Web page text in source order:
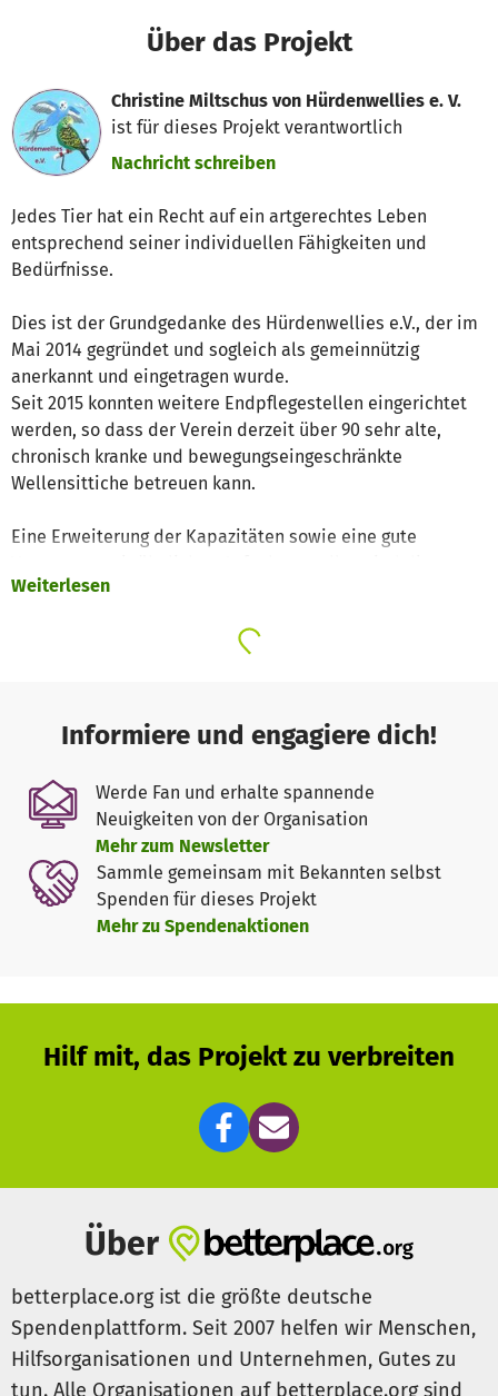
Über das Projekt
Christine Miltschus von Hürdenwellies e. V.
ist für dieses Projekt verantwortlich
Nachricht schreiben
Jedes Tier hat ein Recht auf ein artgerechtes Leben
entsprechend seiner individuellen Fähigkeiten und
Bedürfnisse.
Dies ist der Grundgedanke des Hürdenwellies e.V., der im
Mai 2014 gegründet und sogleich als gemeinnützig
anerkannt und eingetragen wurde.
Seit 2015 konnten weitere Endpflegestellen eingerichtet
werden, so dass der Verein derzeit über 90 sehr alte,
chronisch kranke und bewegungseingeschränkte
Wellensittiche betreuen kann.
Eine Erweiterung der Kapazitäten sowie eine gute
ständigen Ziele des Vereins.
streng auf die Maßgaben der Tierärztlichen Vereinigung
Weiterlesen
Informiere und engagiere dich!
Werde Fan und erhalte spannende
Neuigkeiten von der Organisation
Mehr zum Newsletter
Sammle gemeinsam mit Bekannten selbst
Spenden für dieses Projekt
Mehr zu Spendenaktionen
Hilf mit, das Projekt zu verbreiten
Über
betterplace.org ist die größte deutsche
Spendenplattform. Seit 2007 helfen wir Menschen,
Hilfsorganisationen und Unternehmen, Gutes zu
tun. Alle Organisationen auf betterplace.org sind